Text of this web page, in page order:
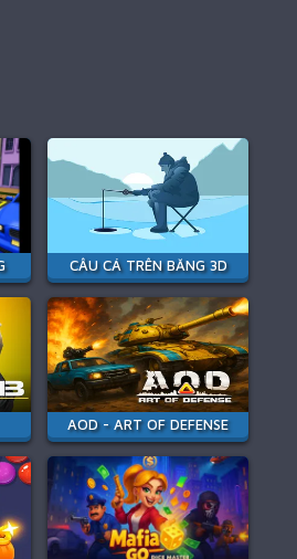
CÂU CÁ TRÊN BĂNG 3D
AOD - ART OF DEFENSE